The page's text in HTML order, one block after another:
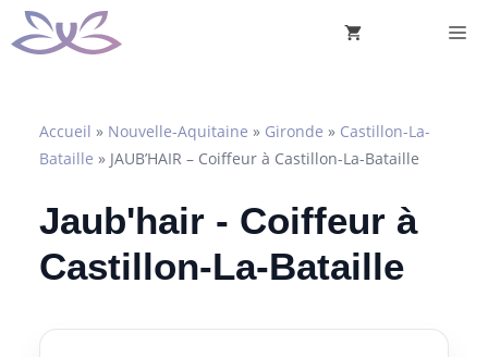
Aller
au
Accueil » Nouvelle-Aquitaine » Gironde » Castillon-La-
Bataille » JAUB’HAIR – Coiffeur à Castillon-La-Bataille
Jaub'hair - Coiffeur à
Castillon-La-Bataille